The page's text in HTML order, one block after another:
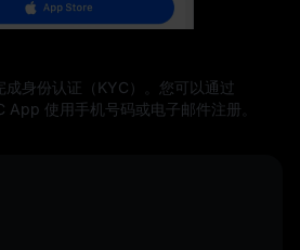
身份认证（KYC）。您可以通过
App 使用手机号码或电子邮件注册。